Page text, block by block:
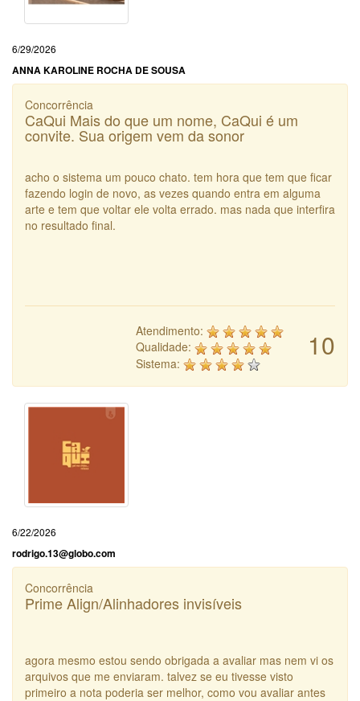
6/29/2026
ANNA KAROLINE ROCHA DE SOUSA
Concorrência
CaQui Mais do que um nome, CaQui é um
convite. Sua origem vem da sonor
acho o sistema um pouco chato. tem hora que tem que ficar
fazendo login de novo, as vezes quando entra em alguma
arte e tem que voltar ele volta errado. mas nada que interfira
no resultado final.
10
Atendimento:
Qualidade:
Sistema:
6/22/2026
rodrigo.13@globo.com
Concorrência
Prime Align/Alinhadores invisíveis
agora mesmo estou sendo obrigada a avaliar mas nem vi os
arquivos que me enviaram. talvez se eu tivesse visto
primeiro a nota poderia ser melhor, como vou avaliar antes